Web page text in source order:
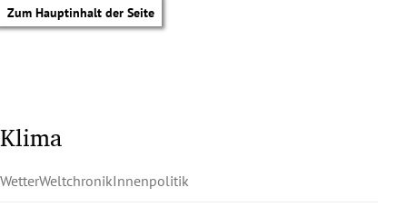
Zum Hauptinhalt der Seite
Klima
WetterWeltchronikInnenpolitik